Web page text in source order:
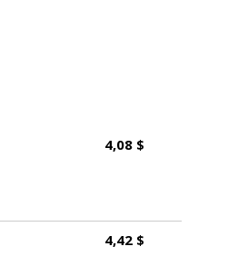
4,08 $
4,42 $